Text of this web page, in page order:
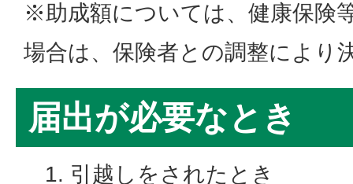
※助成額については、健康保険
場合は、保険者との調整により
届出が必要なとき
引越しをされたとき